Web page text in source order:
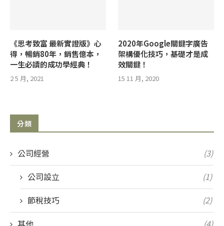
《思考致富 最新實證版》心
得，暢銷80年，銷售億本，
一生必讀的成功學經典！
2 5 月, 2021
2020年Google關鍵字廣告
架構優化技巧，基礎才是成
效關鍵！
15 11 月, 2020
分類
公司經營
(3)
公司設立
(1)
節稅技巧
(2)
其他
(4)